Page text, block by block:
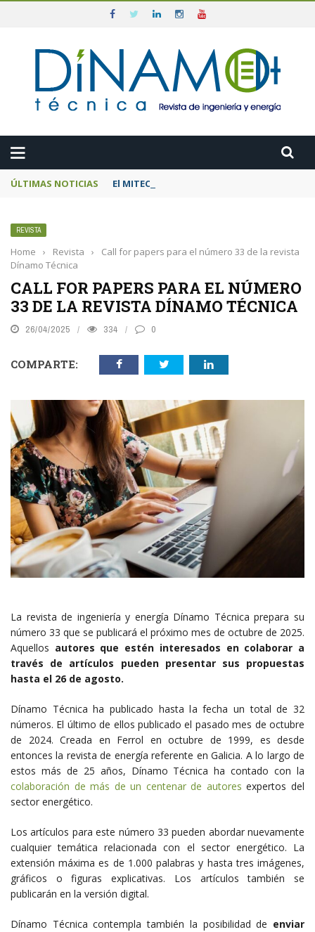
ÚLTIMAS NOTICIAS El MITECO prepara una subasta de 600
REVISTA
Home › Revista ›
Call for papers para el número 33 de la revista
Dínamo Técnica
CALL FOR PAPERS PARA EL NÚMERO
33 DE LA REVISTA DÍNAMO TÉCNICA
26/04/2025 334 0
COMPARTE:
La revista de ingeniería y energía Dínamo Técnica prepara su
número 33 que se publicará el próximo mes de octubre de 2025.
Aquellos autores que estén interesados en colaborar a
través de artículos pueden presentar sus propuestas
hasta el 26 de agosto.
Dínamo Técnica ha publicado hasta la fecha un total de 32
números. El último de ellos publicado el pasado mes de octubre
de 2024. Creada en Ferrol en octubre de 1999, es desde
entonces la revista de energía referente en Galicia. A lo largo de
estos más de 25 años, Dínamo Técnica ha contado con la
colaboración de más de un centenar de autores expertos del
sector energético.
Los artículos para este número 33 pueden abordar nuevamente
cualquier temática relacionada con el sector energético. La
extensión máxima es de 1.000 palabras y hasta tres imágenes,
gráficos o figuras explicativas. Los artículos también se
publicarán en la versión digital.
Dínamo Técnica contempla también la posibilidad de enviar